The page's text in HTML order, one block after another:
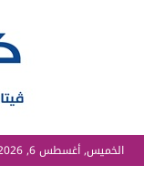
الخميس, أغسطس 6, 2026